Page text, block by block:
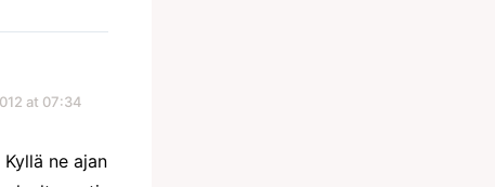
at 07:34
ne ajan